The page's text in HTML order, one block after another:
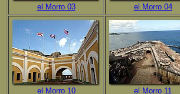
el Morro 03 el Morro 04
el Morro 10 el Morro 11